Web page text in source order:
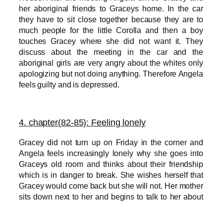
her aboriginal friends to Graceys home. In the car
they have to sit close together because they are to
much people for the little Corolla and then a boy
touches Gracey where she did not want it. They
discuss about the meeting in the car and the
aboriginal girls are very angry about the whites only
apologizing but not doing anything. Therefore Angela
feels guilty and is depressed.
4. chapter(82-85): Feeling lonely
Gracey did not turn up on Friday in the corner and
Angela feels increasingly lonely why she goes into
Graceys old room and thinks about their friendship
which is in danger to break. She wishes herself that
Gracey would come back but she will not. Her mother
sits down next to her and begins to talk to her about